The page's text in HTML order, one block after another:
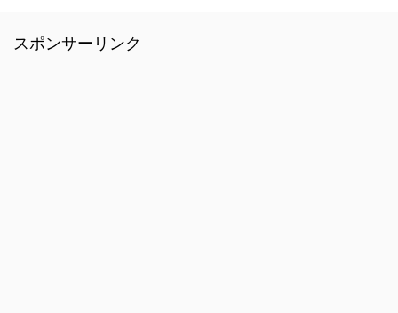
スポンサーリンク